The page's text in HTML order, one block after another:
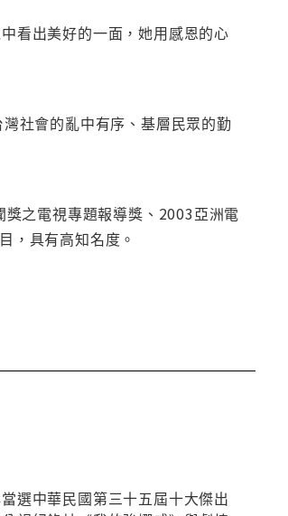
看出美好的一面，她用感恩的心
社會的亂中有序、基層民眾的勤
之電視專題報導獎、2003亞洲電
，具有高知名度。
選中華民國第三十五屆十大傑出